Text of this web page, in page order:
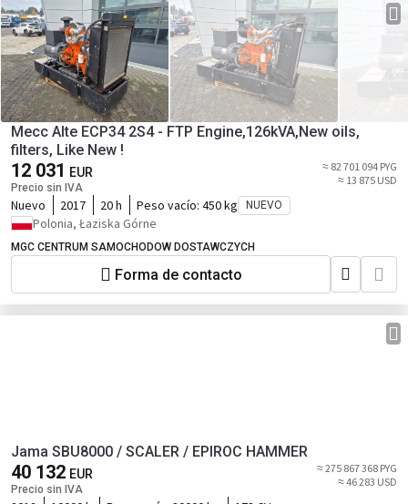
Mecc Alte ECP34 2S4 - FTP Engine,126kVA,New oils,
filters, Like New !
12 031 EUR
Precio sin IVA
≈ 82 701 094 PYG
≈ 13 875 USD
Nuevo 2017 20 h Peso vacío: 450 kg NUEVO
Polonia, Łaziska Górne
MGC CENTRUM SAMOCHODOW DOSTAWCZYCH
Forma de contacto
Jama SBU8000 / SCALER / EPIROC HAMMER
40 132 EUR
Precio sin IVA
≈ 275 867 368 PYG
≈ 46 283 USD